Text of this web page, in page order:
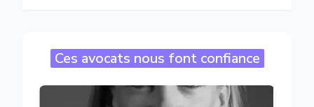
Ces avocats nous font confiance